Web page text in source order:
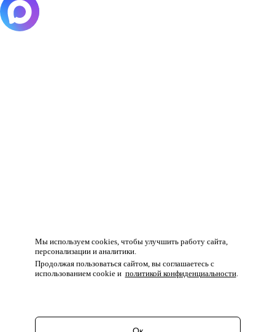
Мы используем cookies, чтобы улучшить работу сайта,
персонализации и аналитики.
Продолжая пользоваться сайтом, вы соглашаетесь с
использованием cookie и политикой конфиденциальности.